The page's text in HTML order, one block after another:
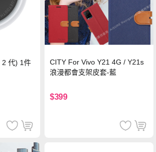
2 代) 1件
CITY For Vivo Y21 4G / Y21s
浪漫都會支架皮套-藍
$399